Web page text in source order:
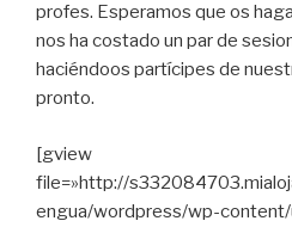
profes. Esperamos que os
nos ha costado un par de
haciéndoos partícipes de
pronto.
[gview
file=»http://
engua/wordpress/wp-